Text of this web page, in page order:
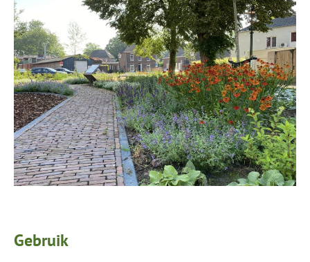
Gebruik